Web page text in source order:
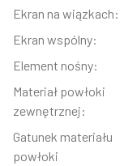
Ekran na wiązkach:
Ekran wspólny:
Element nośny:
Materiał powłoki
zewnętrznej:
Gatunek materiału
powłoki